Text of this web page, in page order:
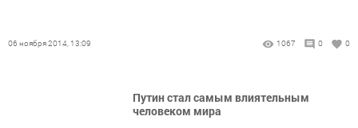
06 ноября 2014, 13:09 1067 0 0
Путин стал самым влиятельным
человеком мира